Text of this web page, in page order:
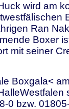
wird am
Ran
Boxer
mit seiner
Boxgala<
0 bzw.